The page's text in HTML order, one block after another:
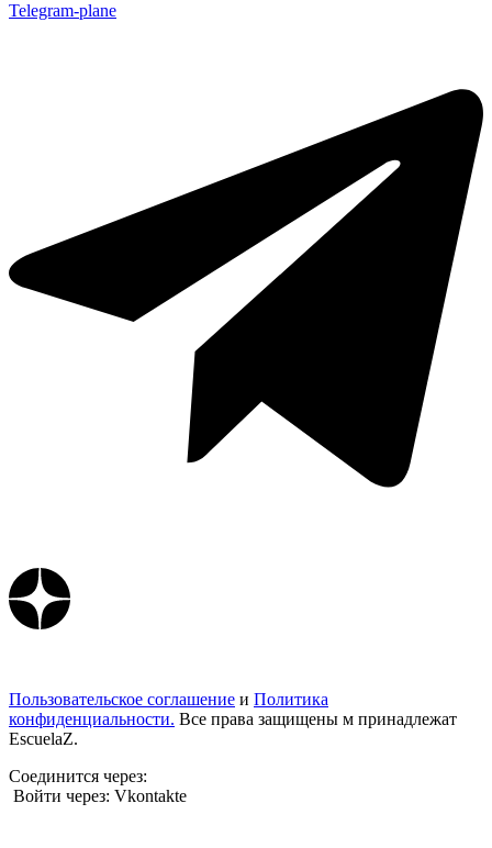
Telegram-plane
Пользовательское соглашение и Политика
конфиденциальности. Все права защищены м принадлежат
EscuelaZ.
Соединится через:
Войти через: Vkontakte